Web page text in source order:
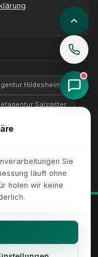
.
Hildesheim
Salzgitter
Göttingen
ihrer jeweiligen
Einstellungen
Sie
läuft ohne
holen wir keine